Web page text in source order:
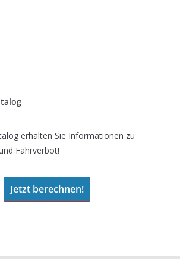
erhalten Sie Informationen zu
Fahrverbot!
Jetzt berechnen!